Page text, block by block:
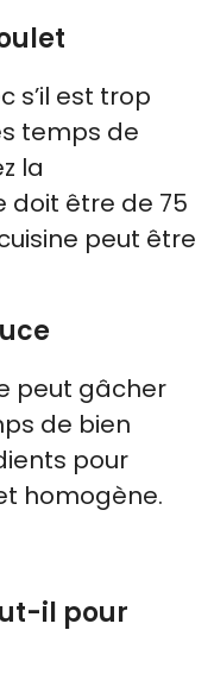
s’il est trop
temps de
la
être de 75
peut être
peut gâcher
de bien
pour
homogène.
il pour